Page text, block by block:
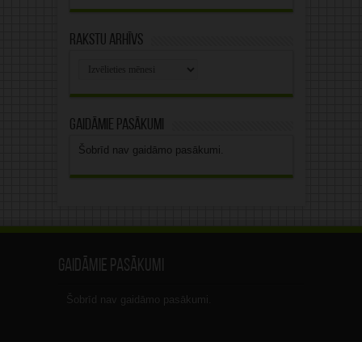
Rakstu arhīvs
Gaidāmie pasākumi
Šobrīd nav gaidāmo pasākumi.
Gaidāmie pasākumi
Šobrīd nav gaidāmo pasākumi.